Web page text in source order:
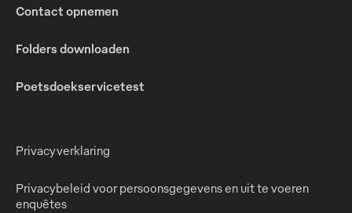
Contact opnemen
Folders downloaden
Poetsdoekservicetest
Privacyverklaring
Privacybeleid voor persoonsgegevens en uit te voeren
enquêtes